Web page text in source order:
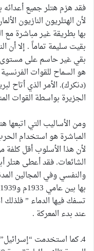
فقد هزم هتلر جميع
لأن الهتلريون النازيون
بها بطريقة غير مباشرة مع
بقيت سليمة تماماً . إلا أن
بقي غير حاسم على مستوى
هو السماح للقوات
(دنكرك). الأمر الذي أتاح
الجزيرة بواسطة القوات
ومن الأساليب التي اتبعها
المباشرة هو استخدام
لأن هذا الأسلوب أقل
الشائعات. فقد أعطى هتلر
والنفسي وفي المجالين
تسفك فيها الدماء ”
عند بدء المعركة .
4ـ كما استخدمت